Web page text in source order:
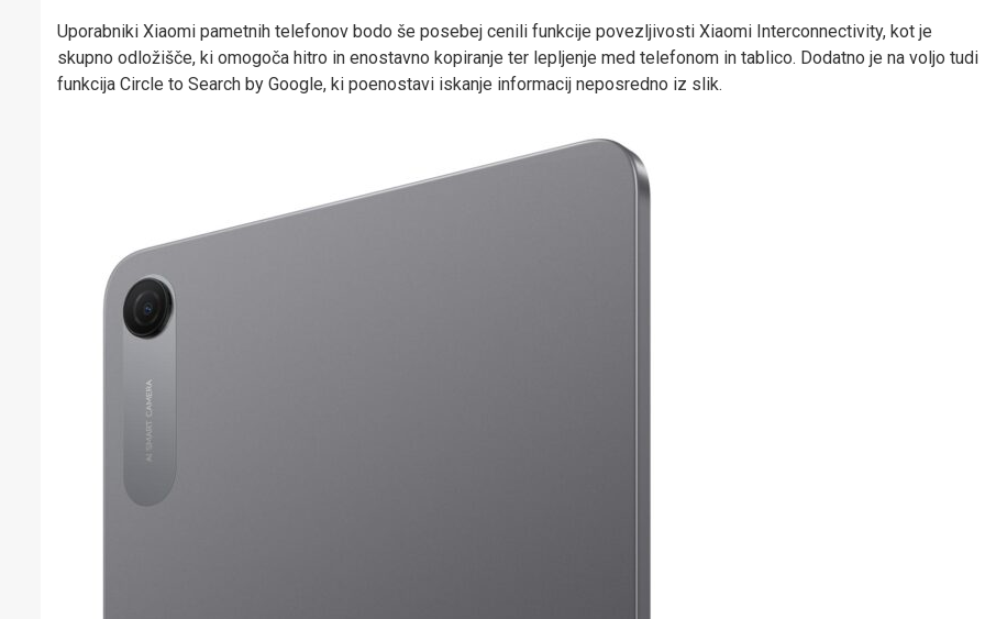
Uporabniki Xiaomi pametnih telefonov bodo še posebej cenili funkcije povezljivosti Xiaomi Interconnectivity, kot je
skupno odložišče, ki omogoča hitro in enostavno kopiranje ter lepljenje med telefonom in tablico. Dodatno je na voljo tudi
funkcija Circle to Search by Google, ki poenostavi iskanje informacij neposredno iz slik.